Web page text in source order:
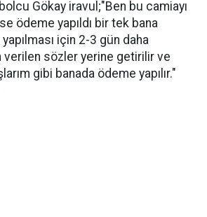
Gökay iravul;"Ben bu camiayı
ödeme yapıldı bir tek bana
yapılması için 2-3 gün daha
verilen sözler yerine getirilir ve
gibi banada ödeme yapılır."